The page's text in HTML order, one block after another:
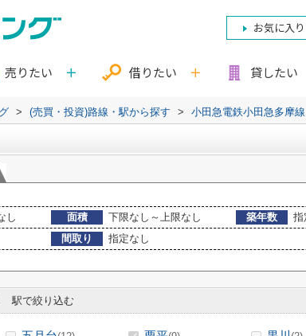
お気に入り
売りたい 借りたい 貸したい
> (売買・投資)路線・駅から探す > 小田急電鉄小田急多摩線
し 面積 下限なし～上限なし 築年数
指
間取り
指定なし
駅で絞り込む